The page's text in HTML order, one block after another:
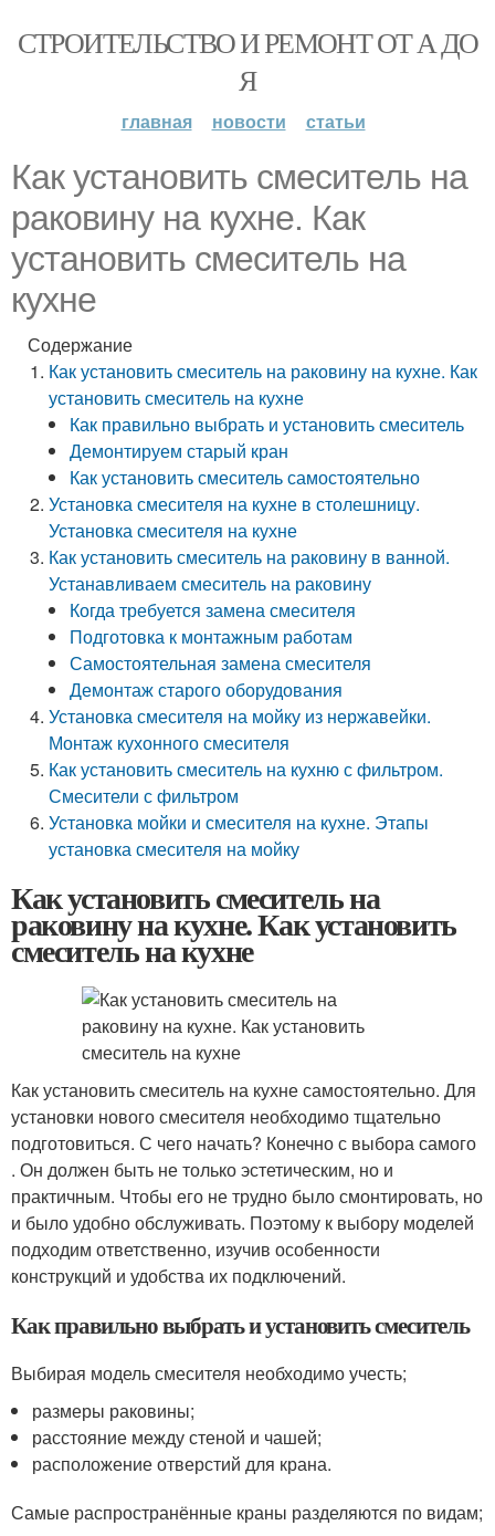
СТРОИТЕЛЬСТВО И РЕМОНТ ОТ А ДО
Я
главная новости статьи
Как установить смеситель на
раковину на кухне. Как
установить смеситель на
кухне
Содержание
Как установить смеситель на раковину на кухне. Как
установить смеситель на кухне
Как правильно выбрать и установить смеситель
Демонтируем старый кран
Как установить смеситель самостоятельно
Установка смесителя на кухне в столешницу.
Установка смесителя на кухне
Как установить смеситель на раковину в ванной.
Устанавливаем смеситель на раковину
Когда требуется замена смесителя
Подготовка к монтажным работам
Самостоятельная замена смесителя
Демонтаж старого оборудования
Установка смесителя на мойку из нержавейки.
Монтаж кухонного смесителя
Как установить смеситель на кухню с фильтром.
Смесители с фильтром
Установка мойки и смесителя на кухне. Этапы
установка смесителя на мойку
Как установить смеситель на
раковину на кухне. Как установить
смеситель на кухне
Как установить смеситель на кухне самостоятельно. Для
установки нового смесителя необходимо тщательно
подготовиться. С чего начать? Конечно с выбора самого
. Он должен быть не только эстетическим, но и
практичным. Чтобы его не трудно было смонтировать, но
и было удобно обслуживать. Поэтому к выбору моделей
подходим ответственно, изучив особенности
конструкций и удобства их подключений.
Как правильно выбрать и установить смеситель
Выбирая модель смесителя необходимо учесть;
размеры раковины;
расстояние между стеной и чашей;
расположение отверстий для крана.
Самые распространённые краны разделяются по видам;